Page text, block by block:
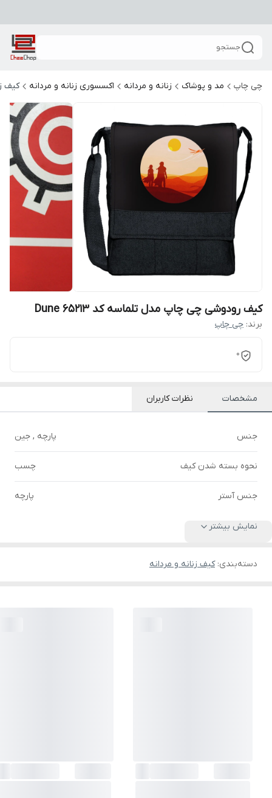
جستجو
چی چاپ مد و پوشاک زنانه و مردانه اکسسوری زنانه و مردانه کیف
کیف رودوشی چی چاپ مدل تلماسه کد Dune 65213
برند: چی چاپ
0
مشخصات نظرات کاربران
جنس پارچه , جین
نحوه بسته شدن کیف چسب
جنس آستر پارچه
نمایش بیشتر
دسته‌بندی:کیف زنانه و مردانه